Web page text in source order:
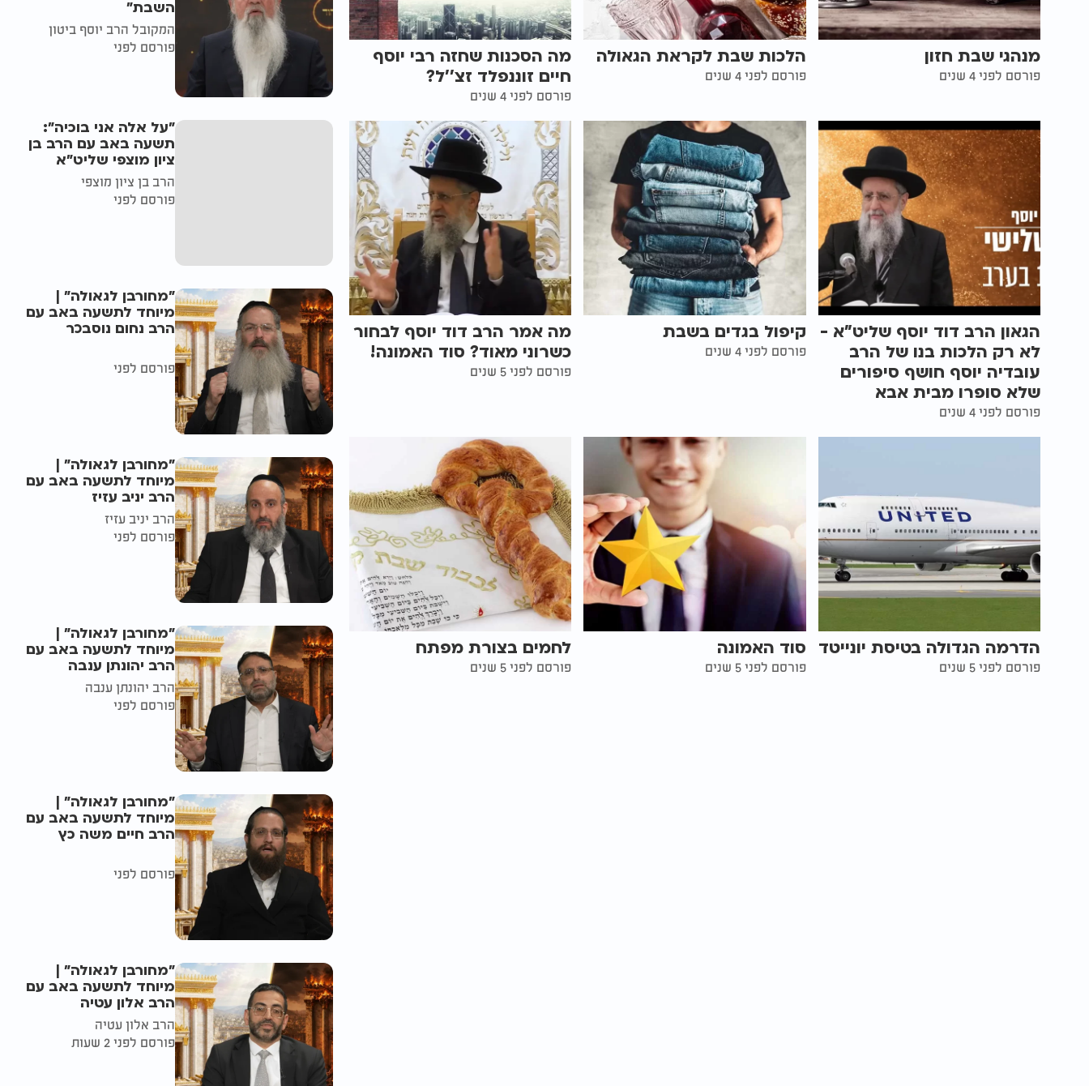
מנהגי שבת חזון
פורסם לפני 4 שנים
הלכות שבת לקראת הגאולה
פורסם לפני 4 שנים
מה הסכנות שחזה רבי יוסף
חיים זוננפלד זצ''ל?
פורסם לפני 4 שנים
הגאון הרב דוד יוסף שליט"א -
לא רק הלכות בנו של הרב
עובדיה יוסף חושף סיפורים
שלא סופרו מבית אבא
פורסם לפני 4 שנים
קיפול בגדים בשבת
פורסם לפני 4 שנים
מה אמר הרב דוד יוסף לבחור
כשרוני מאוד? סוד האמונה!
פורסם לפני 5 שנים
הדרמה הגדולה בטיסת יונייטד
פורסם לפני 5 שנים
סוד האמונה
פורסם לפני 5 שנים
לחמים בצורת מפתח
פורסם לפני 5 שנים
השבת״
המקובל הרב יוסף ביטון
פורסם לפני
"על אלה אני בוכיה":
תשעה באב עם הרב בן
ציון מוצפי שליט"א
הרב בן ציון מוצפי
פורסם לפני
"מחורבן לגאולה" |
מיוחד לתשעה באב עם
הרב נחום נוסבכר
פורסם לפני
"מחורבן לגאולה" |
מיוחד לתשעה באב עם
הרב יניב עזיז
הרב יניב עזיז
פורסם לפני
"מחורבן לגאולה" |
מיוחד לתשעה באב עם
הרב יהונתן ענבה
הרב יהונתן ענבה
פורסם לפני
"מחורבן לגאולה" |
מיוחד לתשעה באב עם
הרב חיים משה כץ
פורסם לפני
"מחורבן לגאולה" |
מיוחד לתשעה באב עם
הרב אלון עטיה
הרב אלון עטיה
פורסם לפני 2 שעות